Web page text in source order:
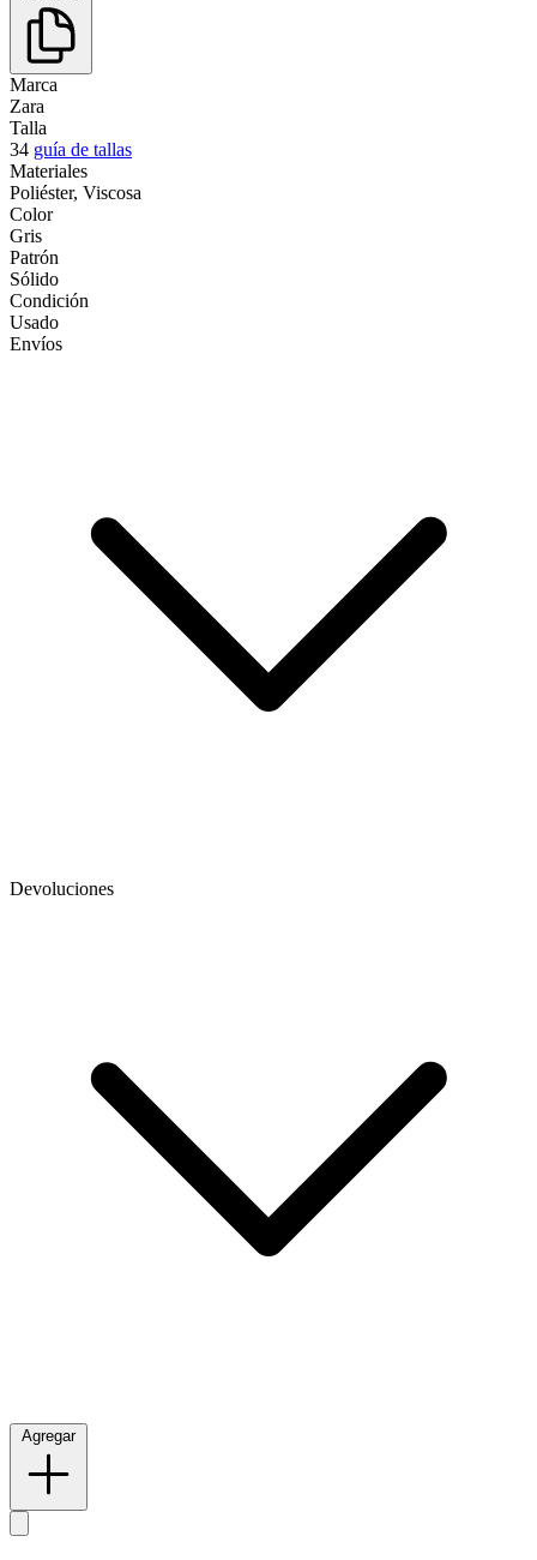
Marca
Zara
Talla
34 guía de tallas
Materiales
Poliéster, Viscosa
Color
Gris
Patrón
Sólido
Condición
Usado
Envíos
Devoluciones
Agregar